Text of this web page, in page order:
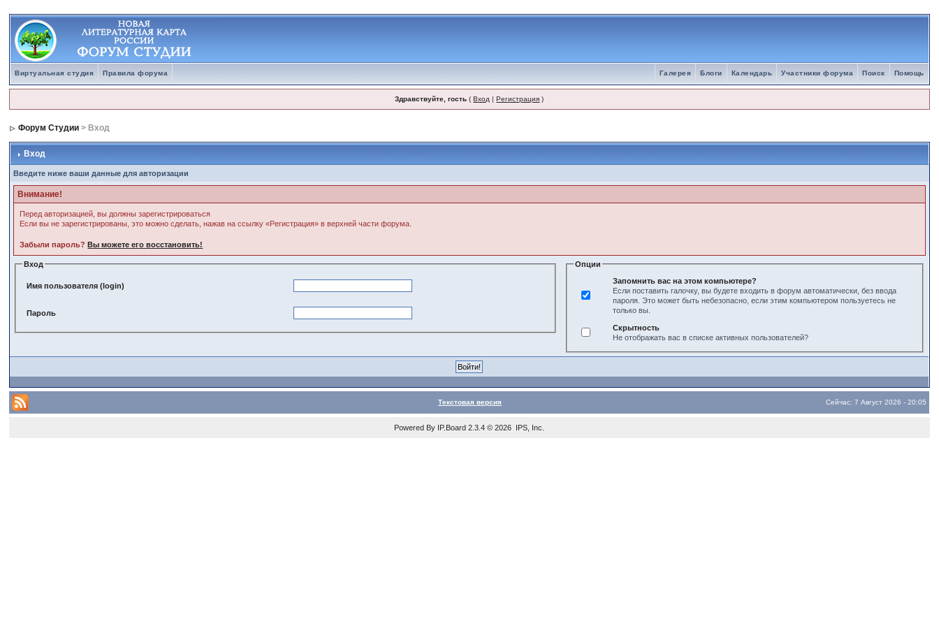
Виртуальная студия Правила форума Помощь
Поиск
Участники форума
Календарь
Блоги
Галерея
Здравствуйте, гость (Вход |Регистрация )
Форум Студии > Вход
Вход
Введите ниже ваши данные для авторизации
Внимание!
Перед авторизацией, вы должны зарегистрироваться
Если вы не зарегистрированы, это можно сделать, нажав на ссылку «Регистрация» в верхней части форума.
Забыли пароль?Вы можете его восстановить!
Вход
Имя пользователя (login)
Пароль
Опции
Запомнить вас на этом компьютере?
Если поставить галочку, вы будете входить в форум автоматически, без ввода
пароля. Это может быть небезопасно, если этим компьютером пользуетесь не
только вы.
Скрытность
Не отображать вас в списке активных пользователей?
Текстовая версия Сейчас: 7 Август 2026 - 20:05
Powered By IP.Board 2.3.4 © 2026 IPS, Inc